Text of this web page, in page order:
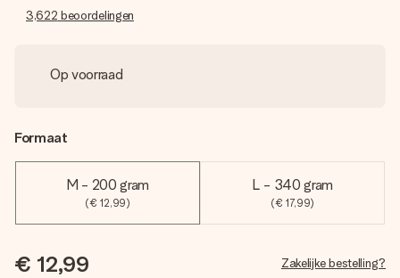
3,622 beoordelingen
Op voorraad
Formaat
M - 200 gram
(€ 12,99)
L - 340 gram
(€ 17,99)
€ 12,99 Zakelijke bestelling?